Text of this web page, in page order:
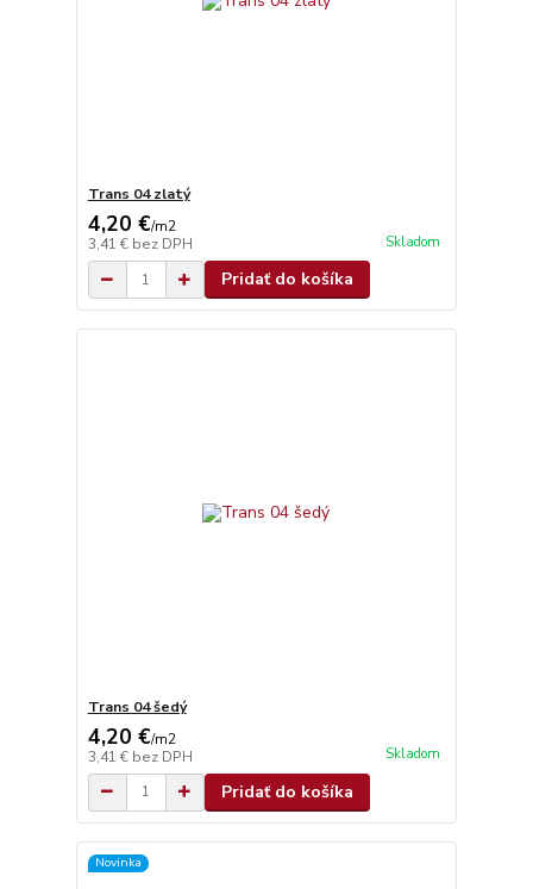
Trans 04 zlatý
4,20 €/m2
3,41 € bez DPH Skladom
Pridať do košíka
Trans 04 šedý
4,20 €/m2
3,41 € bez DPH Skladom
Pridať do košíka
Novinka